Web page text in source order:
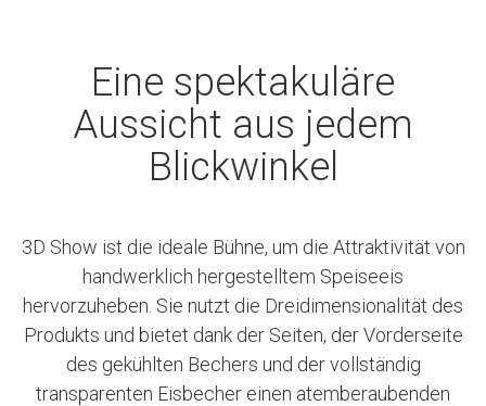
Eine spektakuläre
Aussicht aus jedem
Blickwinkel
3D Show ist die ideale Bühne, um die Attraktivität von
handwerklich hergestelltem Speiseeis
hervorzuheben. Sie nutzt die Dreidimensionalität des
Produkts und bietet dank der Seiten, der Vorderseite
des gekühlten Bechers und der vollständig
transparenten Eisbecher einen atemberaubenden